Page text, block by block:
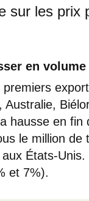
sur les prix
en volume
hausse en fin
le million
États-
et 7%).